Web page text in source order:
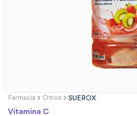
Farmacia Otros SUEROX
Vitamina C